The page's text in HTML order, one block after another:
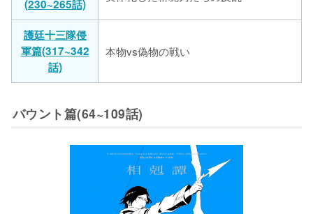
(230~265話)
護廷十三隊侵
軍篇(317~342
話)
本物vs偽物の戦い
バウント篇(64~109話)